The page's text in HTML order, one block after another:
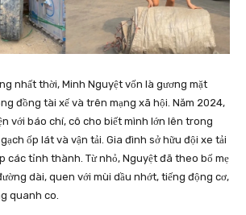
nhất thời, Minh Nguyệt vốn là gương mặt
đồng tài xế và trên mạng xã hội. Năm 2024,
với báo chí, cô cho biết mình lớn lên trong
ốp lát và vận tải. Gia đình sở hữu đội xe tải
các tỉnh thành. Từ nhỏ, Nguyệt đã theo bố mẹ
dài, quen với mùi dầu nhớt, tiếng động cơ,
quanh co.